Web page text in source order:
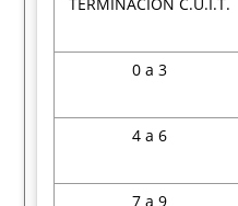
0 a 3
4 a 6
7 a 9